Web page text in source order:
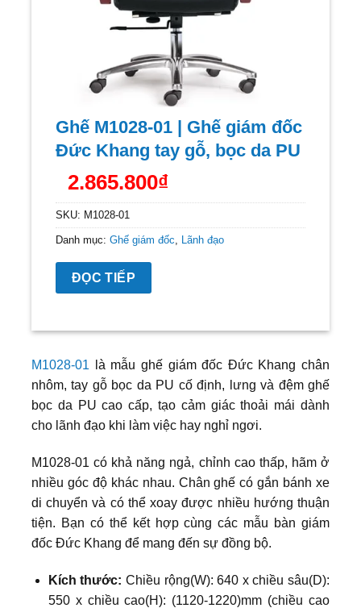
Ghế M1028-01 | Ghế giám đốc
Đức Khang tay gỗ, bọc da PU
2.865.800₫
SKU: M1028-01
Danh mục: Ghế giám đốc Lãnh đạo
ĐỌC TIẾP
M1028-01 là mẫu ghế giám đốc Đức Khang chân
nhôm, tay gỗ bọc da PU cố định, lưng và đệm ghế
bọc da PU cao cấp, tạo cảm giác thoải mái dành
cho lãnh đạo khi làm việc hay nghỉ ngơi.
M1028-01 có khả năng ngả, chỉnh cao thấp, hãm ở
nhiều góc độ khác nhau. Chân ghế có gắn bánh xe
di chuyển và có thể xoay được nhiều hướng thuận
tiện. Bạn có thể kết hợp cùng các mẫu bàn giám
đốc Đức Khang để mang đến sự đồng bộ.
Kích thước: Chiều rộng(W): 640 x chiều sâu(D):
550 x chiều cao(H): (1120-1220)mm (chiều cao